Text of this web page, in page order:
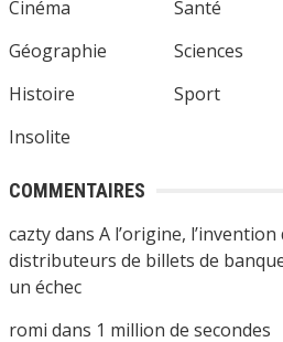
Cinéma
Géographie
Histoire
Insolite
Santé
Sciences
Sport
COMMENTAIRES
caztydans A l’origine, l’invention
distributeurs de billets de
un échec
romi dans 1 million de secondes